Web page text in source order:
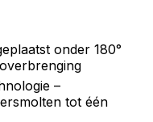
onder 180°
–
tot één